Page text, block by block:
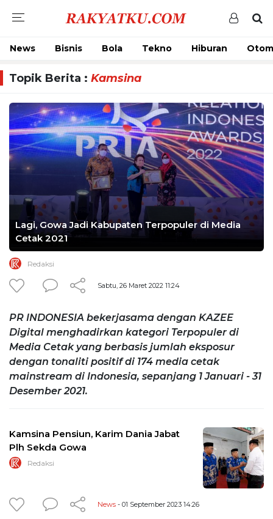
News Bisnis Bola Tekno Hiburan
Topik Berita : Kamsina
Lagi, Gowa Jadi Kabupaten Terpopuler di Media
Cetak 2021
Redaksi
Sabtu, 26 Maret 2022 11:24
PR INDONESIA bekerjasama dengan KAZEE
Digital menghadirkan kategori Terpopuler di
Media Cetak yang berbasis jumlah eksposur
dengan tonaliti positif di 174 media cetak
mainstream di Indonesia, sepanjang 1 Januari - 31
Desember 2021.
Kamsina Pensiun, Karim Dania Jabat
Plh Sekda Gowa
Redaksi
News - 01 September 2023 14:26